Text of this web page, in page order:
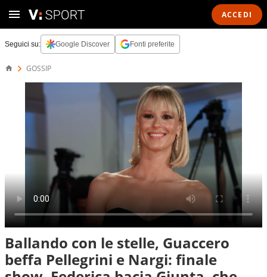
ACCEDI
Seguici su: Google Discover Fonti preferite
GOSSIP
Ballando con le stelle, Guaccero
beffa Pellegrini e Nargi: finale